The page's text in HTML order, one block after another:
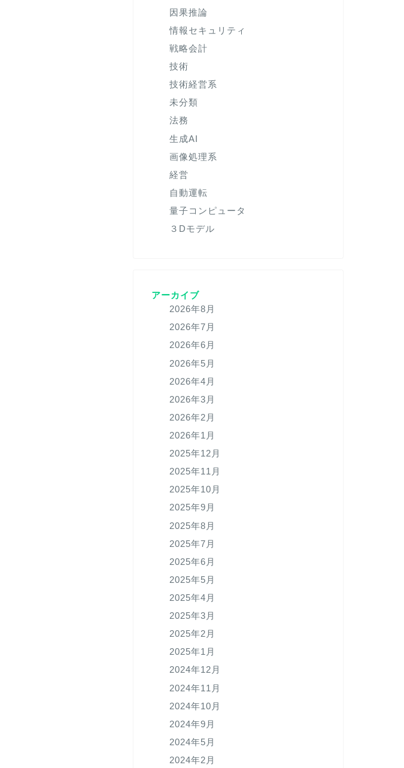
因果推論
情報セキュリティ
戦略会計
技術
技術経営系
未分類
法務
生成AI
画像処理系
経営
自動運転
量子コンピュータ
３Dモデル
アーカイブ
2026年8月
2026年7月
2026年6月
2026年5月
2026年4月
2026年3月
2026年2月
2026年1月
2025年12月
2025年11月
2025年10月
2025年9月
2025年8月
2025年7月
2025年6月
2025年5月
2025年4月
2025年3月
2025年2月
2025年1月
2024年12月
2024年11月
2024年10月
2024年9月
2024年5月
2024年2月